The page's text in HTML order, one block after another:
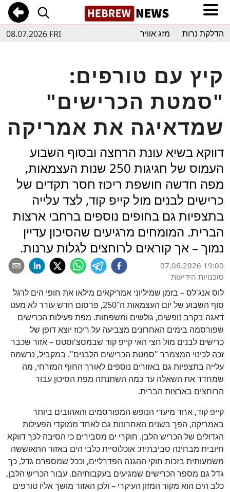
08.07.2026 FRI הדלקת נרות מזג אוויר
קיץ עם טורפים:
"סמטת הכרישים"
שמדאיגה את אמריקה
דווקא בשיא עונת הרחצה ובסוף השבוע
העמוס של חגיגות 250 שנות העצמאות,
מפה חדשה חושפת ריכוז חסר תקדים של
כרישים לבנים מול קייפ קוד, לצד עלייה
בתצפיות גם בחופים נוספים ברחבי ארצות
הברית. המומחים מרגיעים שהסיכון עדיין
נמוך – אך קוראים לרוחצים לגלות ערנות.
07.06.2026 19:00
סוכנויות הידיעות
לוס אנג'לס – בזמן שמיליוני אמריקאים מילאו את חופי הים לרגל
סוף השבוע של יום העצמאות ה־250, פרסום חדש עורר לא מעט
דאגה בקרב נופשים, גולשים ומשפחות. מפת פעילות הכרישים
שפורסמה בימים האחרונים מצביעה על ריכוז יוצא דופן של
כרישים לבנים מול חצי האי קייפ קוד שבמסצ'וסטס – אזור שכבר
זכה לכינוי המצמרר "סמטת הכרישים הלבנים". במקביל, נרשמה
עלייה בתצפיות גם באזורים נוספים לאורך החוף המזרחי, מה
שמחדד את השאלה עד כמה השתנתה מפת הסיכון עבור
הרוחצים בארצות הברית.
קייפ קוד, אחד מיעדי הנופש המפורסמים והאהובים ביותר
באמריקה, הפך בשנים האחרונות גם לאחד ממוקדי הפעילות
הגדולים של הכריש הלבן. חוקרי ים מסבירים כי הסיבה לכך דווקא
חיובית מבחינה סביבתית: אוכלוסיית כלבי הים באזור התאוששה
משמעותית בזכות חוקי ההגנה הפדרליים, וככל שמספרם גדל, כך
גדל גם מספר הכרישים שמגיעים בעקבותיהם. עבור הכריש הלבן,
כלב הים הוא מקור המזון העיקרי – ולכן האזור מושך אליו טורפים